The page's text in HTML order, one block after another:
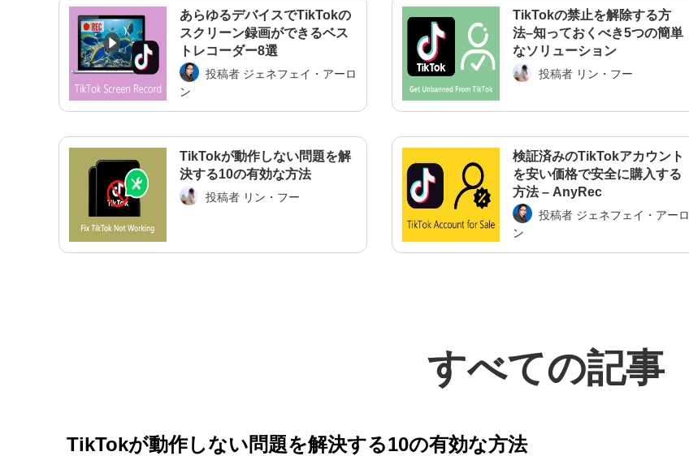
あらゆるデバイスでTikTokの
スクリーン録画ができるベス
トレコーダー8選
投稿者 ジェネフェイ・アーロ
ン
TikTokの禁止を解除する方
法–知っておくべき5つの簡単
なソリューション
投稿者 リン・フー
TikTokが動作しない問題を解
決する10の有効な方法
投稿者 リン・フー
検証済みのTikTokアカウント
を安い価格で安全に購入する
方法 – AnyRec
投稿者 ジェネフェイ・アーロ
ン
すべての記事
TikTokが動作しない問題を解決する10の有効な方法